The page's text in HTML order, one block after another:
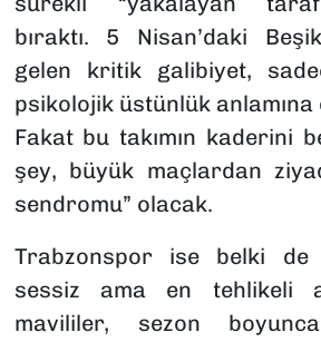
bıraktı. 5 Nisan’daki
gelen kritik galibiyet,
psikolojik üstünlük anlamına
Fakat bu takımın kaderini
şey, büyük maçlardan
sendromu” olacak.
Trabzonspor ise belki de
sessiz ama en tehlikeli
mavililer, sezon